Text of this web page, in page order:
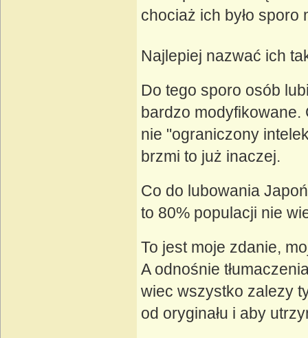
chociaż ich było sporo
Najlepiej nazwać ich
Do tego sporo osób
bardzo modyfikowane.
nie "ograniczony
brzmi to już inaczej.
Co do lubowania
to 80% populacji nie
To jest moje zdanie,
A odnośnie
wiec wszystko zalezy
od oryginału i aby